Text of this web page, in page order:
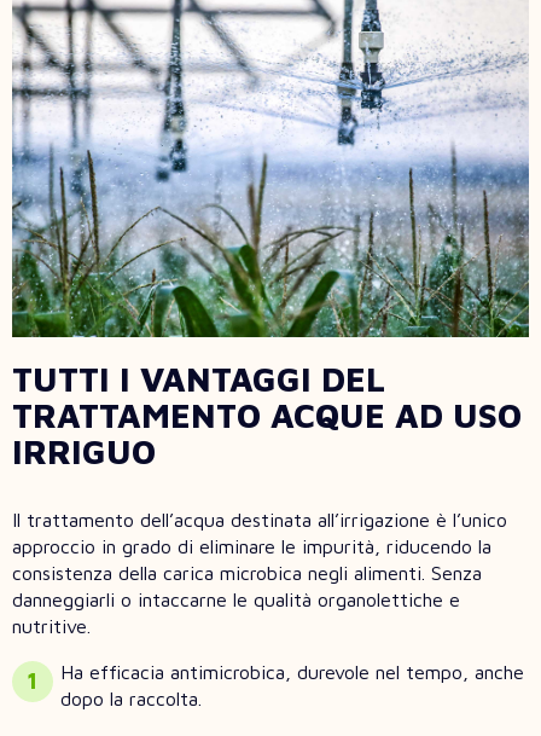
TUTTI I VANTAGGI DEL
TRATTAMENTO ACQUE AD USO
IRRIGUO
Il trattamento dell’acqua destinata all’irrigazione è l’unico
approccio in grado di eliminare le impurità, riducendo la
consistenza della carica microbica negli alimenti. Senza
danneggiarli o intaccarne le qualità organolettiche e
nutritive.
Ha efficacia antimicrobica, durevole nel tempo, anche
dopo la raccolta.